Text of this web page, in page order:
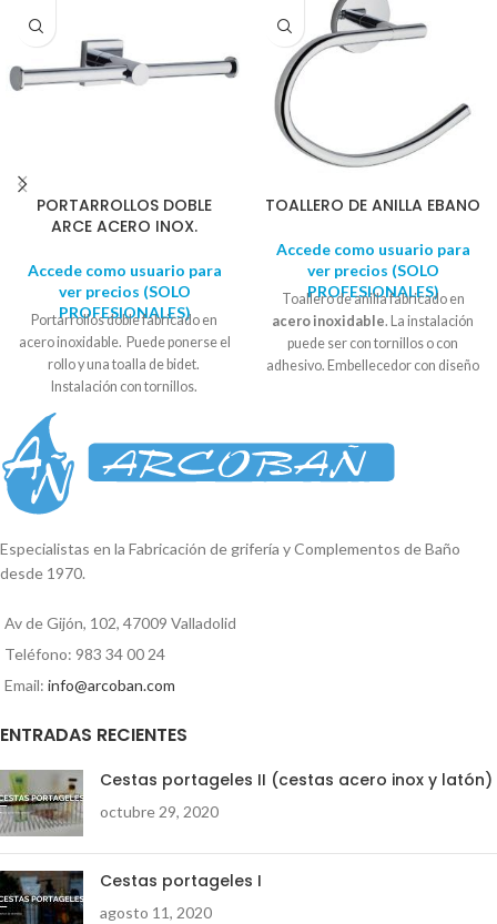
PORTARROLLOS DOBLE
ARCE ACERO INOX.
Accede como usuario para
ver precios (SOLO
PROFESIONALES)
Portarrollos doble fabricado en
acero inoxidable. Puede ponerse el
rollo y una toalla de bidet.
Instalación con tornillos.
cuadrado. Se suministra en caja
expositora. Medida embellecedor:
5cm x 5cm Largo: 28,5cm
vídeo
TOALLERO DE ANILLA EBANO
Accede como usuario para
ver precios (SOLO
PROFESIONALES)
Toallero de anilla fabricado en
acero inoxidable. La instalación
puede ser con tornillos o con
adhesivo. Embellecedor con diseño
Especialistas en la Fabricación de grifería y Complementos de Baño
desde 1970.
Av de Gijón, 102, 47009 Valladolid
Teléfono: 983 34 00 24
Email: info@arcoban.com
ENTRADAS RECIENTES
Cestas portageles II (cestas acero inox y latón)
octubre 29, 2020
Cestas portageles I
agosto 11, 2020